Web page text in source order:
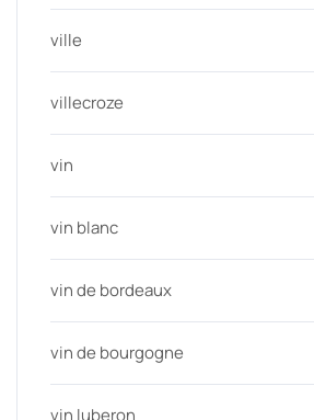
ville
villecroze
vin
vin blanc
vin de bordeaux
vin de bourgogne
vin luberon